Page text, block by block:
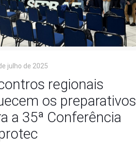
julho de 2025
regionais
os preparativos
a 35ª Conferência